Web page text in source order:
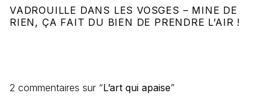
VADROUILLE DANS LES VOSGES – MINE DE
RIEN, ÇA FAIT DU BIEN DE PRENDRE L’AIR !
2 commentaires sur “ L’art qui apaise”